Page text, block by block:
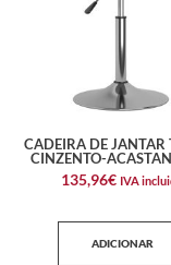
CADEIRA DE JANTAR
CINZENTO-
135,96€ IVA
ADICIONAR